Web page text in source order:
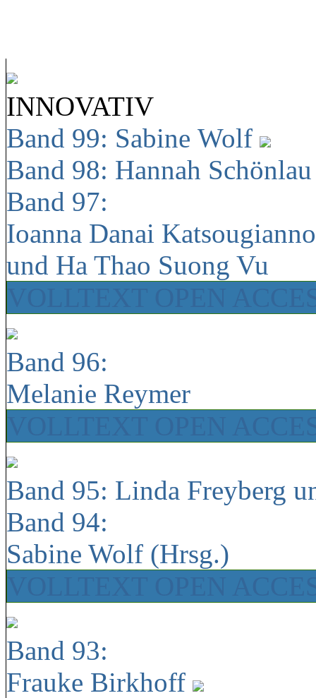
INNOVATIV
Band 99: Sabine Wolf
Band 98: Hannah
Band 97:
Ioanna Danai
und Ha Thao Suong Vu
Band 96:
Melanie Reymer
Band 95: Linda Freyberg
Band 94:
Sabine Wolf (Hrsg.)
Band 93:
Frauke Birkhoff